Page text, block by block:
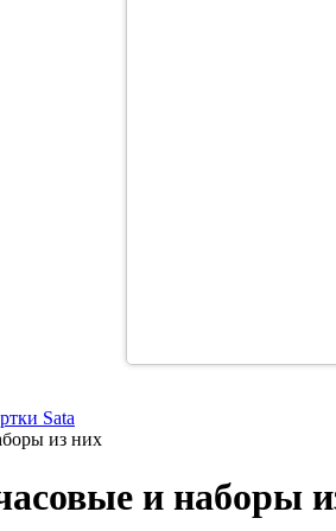
Sata
из них
и наборы